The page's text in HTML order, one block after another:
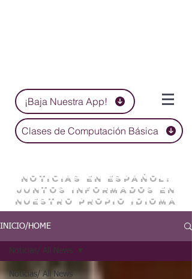
¡Baja Nuestra App!
Clases de Computación Básica
NOTICIAS EN ESPAÑOL:
JUNTOS INFORMADOS EN
NUESTRO PROPIO IDIOMA
INICIO/HOME
Noticias/ All News
Noticias/ All News